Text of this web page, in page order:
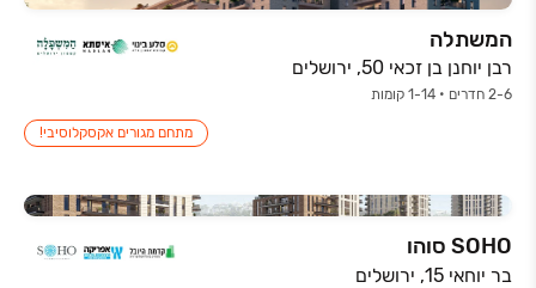
המשתלה
רבן יוחנן בן זכאי 50, ירושלים
2-6 חדרים • 1-14 קומות
מתחם מגורים אקסקלוסיבי!
SOHO סוהו
בר יוחאי 15, ירושלים